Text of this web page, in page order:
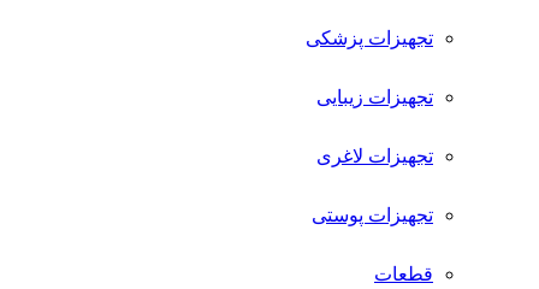
تجهیزات پزشکی
تجهیزات زیبایی
تجهیزات لاغری
تجهیزات پوستی
قطعات